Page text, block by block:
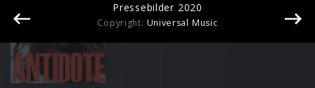
Pressebilder 2020
Copyright: Universal Music